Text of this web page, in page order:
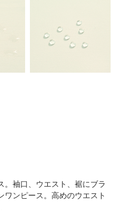
袖口、ウエスト、裾にブラ
ンピース。 高めのウエスト